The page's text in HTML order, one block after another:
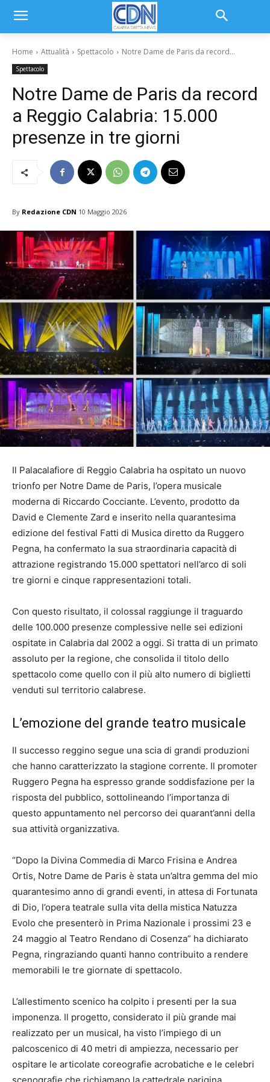
Home Attualità Spettacolo Notre Dame de Paris da record...
Spettacolo
Notre Dame de Paris da record
a Reggio Calabria: 15.000
presenze in tre giorni
By Redazione CDN 10 Maggio 2026
Il Palacalafiore di Reggio Calabria ha ospitato un nuovo
trionfo per Notre Dame de Paris, l’opera musicale
moderna di Riccardo Cocciante. L’evento, prodotto da
David e Clemente Zard e inserito nella quarantesima
edizione del festival Fatti di Musica diretto da Ruggero
Pegna, ha confermato la sua straordinaria capacità di
attrazione registrando 15.000 spettatori nell’arco di soli
tre giorni e cinque rappresentazioni totali.
Con questo risultato, il colossal raggiunge il traguardo
delle 100.000 presenze complessive nelle sei edizioni
ospitate in Calabria dal 2002 a oggi. Si tratta di un primato
assoluto per la regione, che consolida il titolo dello
spettacolo come quello con il più alto numero di biglietti
venduti sul territorio calabrese.
L’emozione del grande teatro musicale
Il successo reggino segue una scia di grandi produzioni
che hanno caratterizzato la stagione corrente. Il promoter
Ruggero Pegna ha espresso grande soddisfazione per la
risposta del pubblico, sottolineando l’importanza di
questo appuntamento nel percorso dei quarant’anni della
sua attività organizzativa.
“Dopo la Divina Commedia di Marco Frisina e Andrea
Ortis, Notre Dame de Paris è stata un’altra gemma del mio
quarantesimo anno di grandi eventi, in attesa di Fortunata
di Dio, l’opera teatrale sulla vita della mistica Natuzza
Evolo che presenterò in Prima Nazionale i prossimi 23 e
24 maggio al Teatro Rendano di Cosenza” ha dichiarato
Pegna, ringraziando quanti hanno contribuito a rendere
memorabili le tre giornate di spettacolo.
L’allestimento scenico ha colpito i presenti per la sua
imponenza. Il progetto, considerato il più grande mai
realizzato per un musical, ha visto l’impiego di un
palcoscenico di 40 metri di ampiezza, necessario per
ospitare le articolate coreografie acrobatiche e le celebri